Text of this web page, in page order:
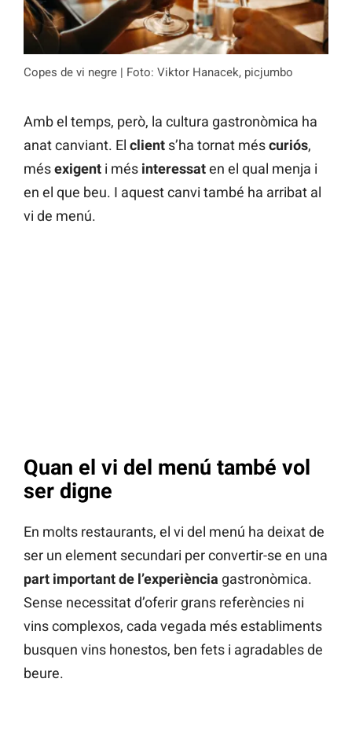
Copes de vi negre | Foto: Viktor Hanacek, picjumbo
Amb el temps, però, la cultura gastronòmica ha
anat canviant. El client s’ha tornat méscuriós,
mésexigent i més interessaten el qual menja i
en el que beu. I aquest canvi també ha arribat al
vi de menú.
Quan el vi del menú també vol
ser digne
En molts restaurants, el vi del menú ha deixat de
ser un element secundari per convertir-se en una
part important de l’experiència gastronòmica.
Sense necessitat d’oferir grans referències ni
vins complexos, cada vegada més establiments
busquen vins honestos, ben fets i agradables de
beure.